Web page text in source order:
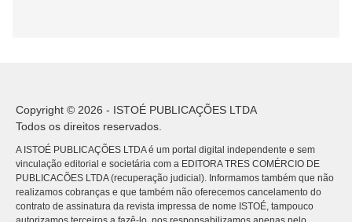
Copyright © 2026 - ISTOÉ PUBLICAÇÕES LTDA
Todos os direitos reservados.
A ISTOÉ PUBLICAÇÕES LTDA é um portal digital independente e sem
vinculação editorial e societária com a EDITORA TRES COMÉRCIO DE
PUBLICACÕES LTDA (recuperação judicial). Informamos também que não
realizamos cobranças e que também não oferecemos cancelamento do
contrato de assinatura da revista impressa de nome ISTOÉ, tampouco